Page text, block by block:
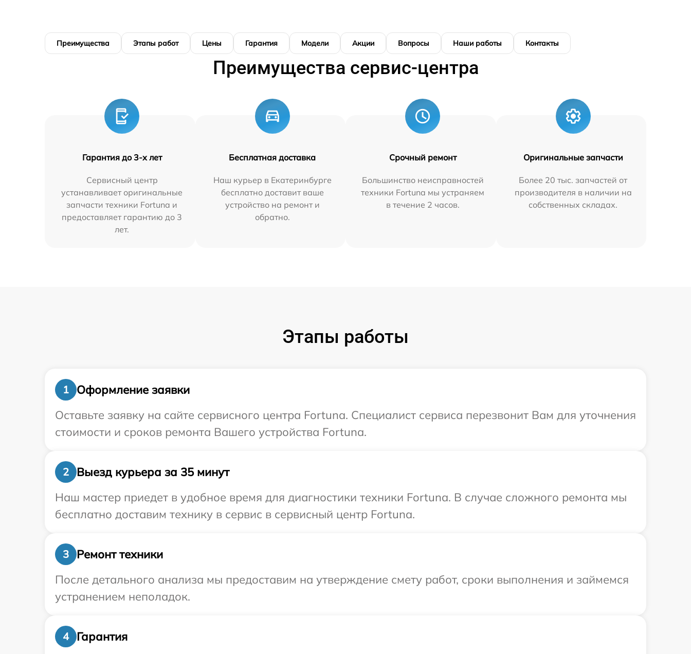
Преимущества Этапы работ Цены Гарантия Модели Акции Вопросы Наши работы Контакты
Преимущества сервис-центра
Гарантия до 3-х лет
Сервисный центр
устанавливает оригинальные
запчасти техники Fortuna и
предоставляет гарантию до 3
лет.
Бесплатная доставка
Наш курьер в Екатеринбурге
бесплатно доставит ваше
устройство на ремонт и
обратно.
Срочный ремонт
Большинство неисправностей
техники Fortuna мы устраняем
в течение 2 часов.
Оригинальные запчасти
Более 20 тыс. запчастей от
производителя в наличии на
собственных складах.
Этапы работы
1
Оформление заявки
Оставьте заявку на сайте сервисного центра Fortuna. Специалист сервиса перезвонит Вам для уточнения
стоимости и сроков ремонта Вашего устройства Fortuna.
2
Выезд курьера за 35 минут
Наш мастер приедет в удобное время для диагностики техники Fortuna. В случае сложного ремонта мы
бесплатно доставим технику в сервис в сервисный центр Fortuna.
3
Ремонт техники
После детального анализа мы предоставим на утверждение смету работ, сроки выполнения и займемся
устранением неполадок.
4
Гарантия